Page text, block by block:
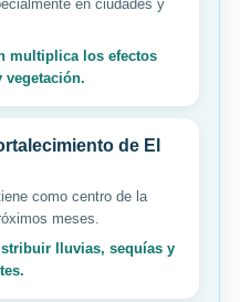
en ciudades y
multiplica los efectos
vegetación.
de El
como centro de la
meses.
lluvias, sequías y